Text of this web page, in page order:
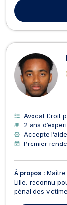
dirigeants et des
accompagner
Avocat Droit
2 ans
Accepte
Premier
À propos :
Lille, reconnu
pénal des